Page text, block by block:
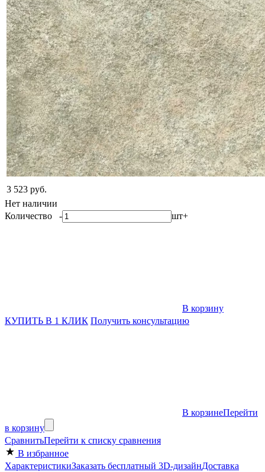
3 523 руб.
Нет наличии
Количество - шт+
В корзину
КУПИТЬ В 1 КЛИК Получить консультацию
В корзинеПерейти
в корзину
СравнитьПерейти к списку сравнения
В избранное
ХарактеристикиЗаказать бесплатный 3D-дизайнДоставка